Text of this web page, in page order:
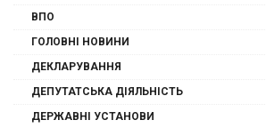
ВПО
ГОЛОВНІ НОВИНИ
ДЕКЛАРУВАННЯ
ДЕПУТАТСЬКА ДІЯЛЬНІСТЬ
ДЕРЖАВНІ УСТАНОВИ